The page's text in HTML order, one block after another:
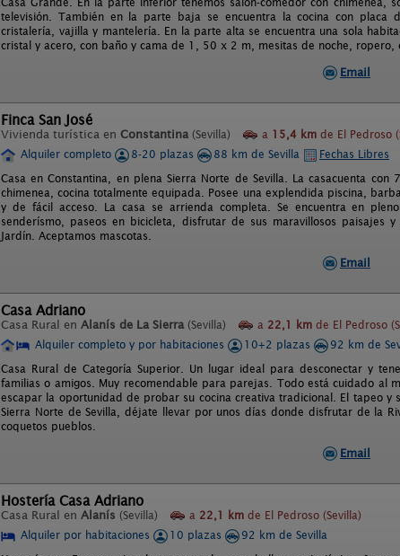
televisión. También en la parte baja se encuentra la cocina con placa
cristalería, vajilla y mantelería. En la parte alta se encuentra una sola
cristal y acero, con baño y cama de 1, 50 x 2 m, mesitas de noche, ropero,
Email
Finca San José
Vivienda turística en Constantina (Sevilla) a 15,4 km de El Pedroso
Alquiler completo
8-20 plazas 88 km de Sevilla
Fechas Libres
Casa en Constantina, en plena Sierra Norte de Sevilla. La casacuenta
chimenea, cocina totalmente equipada. Posee una explendida piscina,
y de fácil acceso. La casa se arrienda completa. Se encuentra en
senderísmo, paseos en bicicleta, disfrutar de sus maravillosos paisajes y
Jardín. Aceptamos mascotas.
Email
Casa Adriano
Casa Rural en Alanís de La Sierra (Sevilla) a 22,1 km de El Pedroso
Alquiler completo y por habitaciones
10+2 plazas
92 km de
Casa Rural de Categoría Superior. Un lugar ideal para desconectar y
familias o amigos. Muy recomendable para parejas. Todo está cuidado al
escapar la oportunidad de probar su cocina creativa tradicional. El tapeo y
Sierra Norte de Sevilla, déjate llevar por unos días donde disfrutar de la
coquetos pueblos.
Email
Hostería Casa Adriano
Casa Rural en Alanís (Sevilla) a 22,1 km de El Pedroso (Sevilla)
Alquiler por habitaciones
10 plazas
92 km de Sevilla